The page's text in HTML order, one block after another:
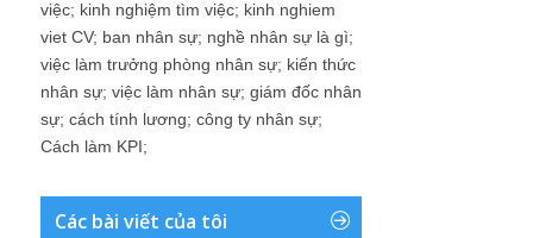
việc; kinh nghiệm tìm việc; kinh nghiem
viet CV; ban nhân sự; nghề nhân sự là gì;
việc làm trưởng phòng nhân sự; kiến thức
nhân sự; việc làm nhân sự; giám đốc nhân
sự; cách tính lương; công ty nhân sự;
Cách làm KPI;
Các bài viết của tôi